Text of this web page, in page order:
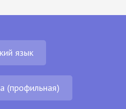
язык
(профильная)